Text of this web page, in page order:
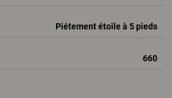
Piétement étoile à 5 pieds
660